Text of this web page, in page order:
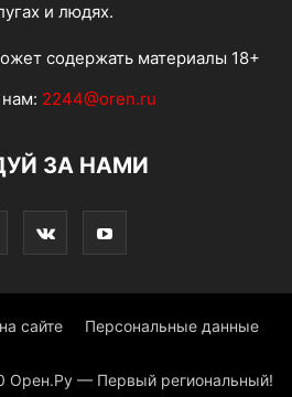
и людях.
содержать материалы 18+
2244@oren.ru
ЗА НАМИ
сайте Персональные данные
Орен.Ру — Первый региональный!